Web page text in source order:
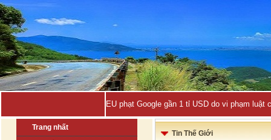
EU phạt Google gần 1 tỉ USD do vi phạm luật
Trang nhất
Tin Thế Giới